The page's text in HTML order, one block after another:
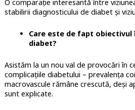
O comparație interesantă între
stabilirii diagnosticului de diabet și
Care este de fapt
diabet?
Asistăm la un nou val de provocări în
complicațiile diabetului – prevalența
macrovascule rămâne crescută, deși
sunt explicate.